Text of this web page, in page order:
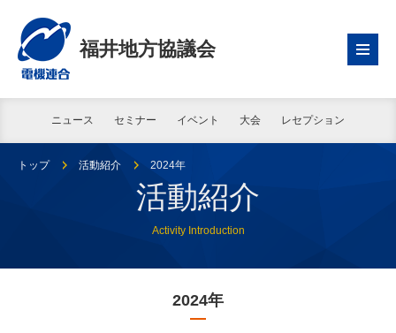
福井地方協議会
ニュース セミナー イベント 大会 レセプション
トップ 活動紹介 2024年
活動紹介
Activity Introduction
2024年